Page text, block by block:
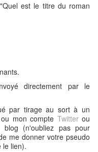
est le titre du roman
directement par le
par tirage au sort à un
ou mon compte Twitterou
(n'oubliez pas pour
me donner votre pseudo
le lien).